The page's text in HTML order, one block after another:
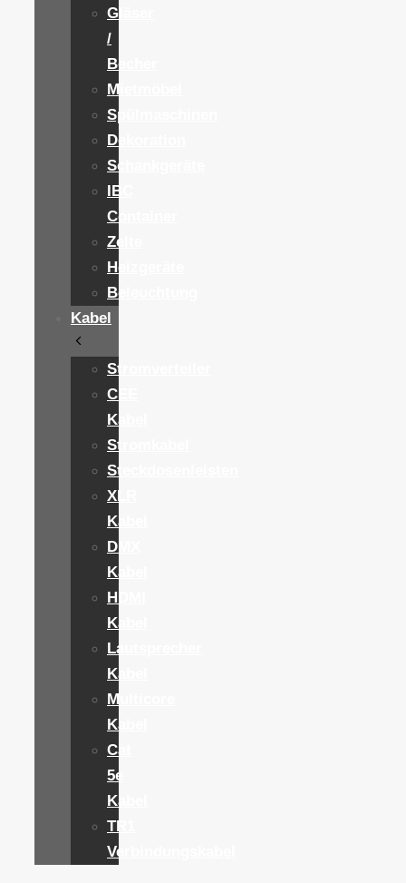
Gläser
/
Becher
Mietmöbel
Spülmaschinen
Dekoration
Schankgeräte
IBC
Container
Zelte
Heizgeräte
Beleuchtung
Kabel
Stromverteiler
CEE
Kabel
Stromkabel
Steckdosenleisten
XLR
Kabel
DMX
Kabel
HDMI
Kabel
Lautsprecher
Kabel
Multicore
Kabel
Cat
5e
Kabel
TR1
Verbindungskabel